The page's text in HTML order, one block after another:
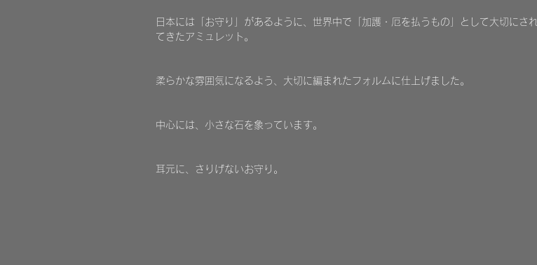
日本には「お守り」があるように、世界中で「加護・厄を払うもの」として大切にされ
てきたアミュレット。
柔らかな雰囲気になるよう、大切に編まれたフォルムに仕上げました。
中心には、小さな石を象っています。
耳元に、さりげないお守り。